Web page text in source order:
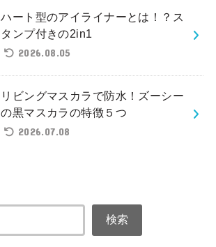
ハート型のアイライナーとは！？ス
タンプ付きの2in1
2026.08.05
リビングマスカラで防水！ズーシー
の黒マスカラの特徴５つ
2026.07.08
検索